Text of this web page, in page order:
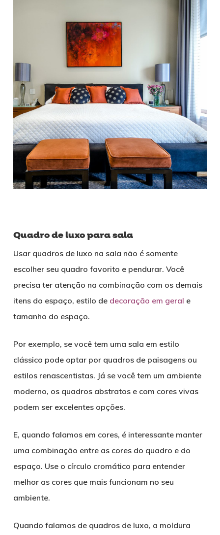
Quadro de luxo para sala
Usar quadros de luxo na sala não é somente
escolher seu quadro favorito e pendurar. Você
precisa ter atenção na combinação com os demais
itens do espaço, estilo de decoração em geral e
tamanho do espaço.
Por exemplo, se você tem uma sala em estilo
clássico pode optar por quadros de paisagens ou
estilos renascentistas. Já se você tem um ambiente
moderno, os quadros abstratos e com cores vivas
podem ser excelentes opções.
E, quando falamos em cores, é interessante manter
uma combinação entre as cores do quadro e do
espaço. Use o círculo cromático para entender
melhor as cores que mais funcionam no seu
ambiente.
Quando falamos de quadros de luxo, a moldura